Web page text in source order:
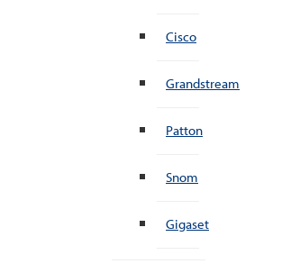
Cisco
Grandstream
Patton
Snom
Gigaset